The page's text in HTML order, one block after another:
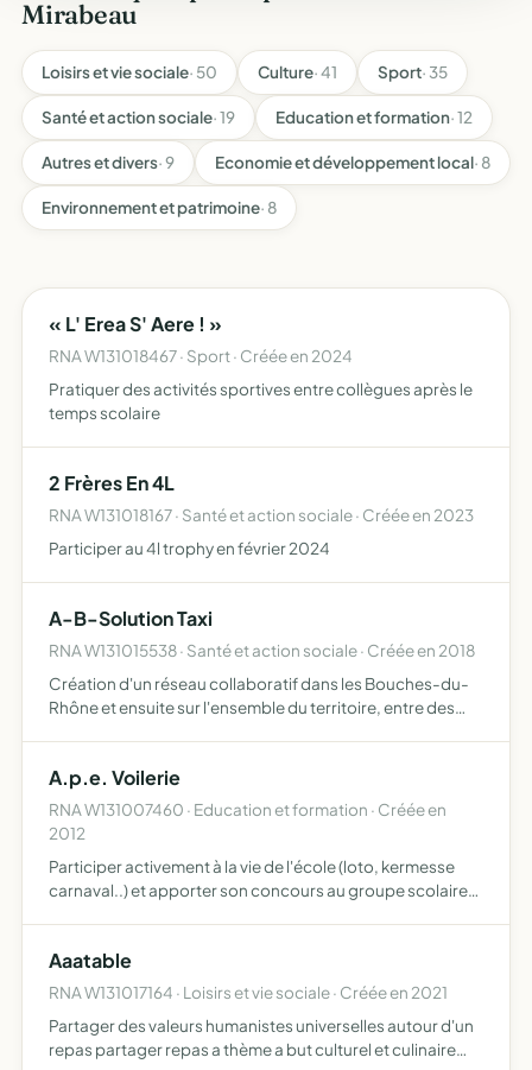
Mirabeau
Loisirs et vie sociale· 50 Culture· 41 Sport· 35
Santé et action sociale· 19 Education et formation· 12
Autres et divers· 9 Economie et développement local· 8
Environnement et patrimoine· 8
« L' Erea S' Aere ! »
RNA W131018467 · Sport · Créée en 2024
Pratiquer des activités sportives entre collègues après le
temps scolaire
2 Frères En 4L
RNA W131018167 · Santé et action sociale · Créée en 2023
Participer au 4l trophy en février 2024
A-B-Solution Taxi
RNA W131015538 · Santé et action sociale · Créée en 2018
Création d'un réseau collaboratif dans les Bouches-du-
Rhône et ensuite sur l'ensemble du territoire, entre des
resso…
A.p.e. Voilerie
RNA W131007460 · Education et formation · Créée en
2012
Participer activement à la vie de l'école (loto, kermesse
carnaval..) et apporter son concours au groupe scolaire
Aaatable
RNA W131017164 · Loisirs et vie sociale · Créée en 2021
Partager des valeurs humanistes universelles autour d'un
repas partager repas a thème a but culturel et culinaire